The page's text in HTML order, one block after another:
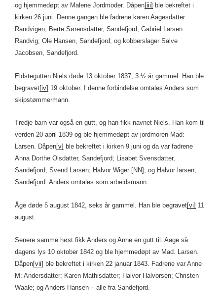
og hjemmedøpt av Malene Jordmoder. Dåpen[iii] ble bekreftet i
kirken 26 juni. Denne gangen ble fadrene karen Aagesdatter
Randvigen; Berte Sørensdatter, Sandefjord; Gabriel Larsen
Randvig; Ole Hansen, Sandefjord; og kobberslager Salve
Jacobsen, Sandefjord.
Eldstegutten Niels døde 13 oktober 1837, 3 ½ år gammel. Han ble
begravet[iv] 19 oktober. I denne forbindelse omtales Anders som
skipstømmermann.
Tredje barn var også en gutt, og han fikk navnet Niels. Han kom til
verden 20 april 1839 og ble hjemmedøpt av jordmoren Mad:
Larsen. Dåpen[v] ble bekreftet i kirken 9 juni og da var fadrene
Anna Dorthe Olsdatter, Sandefjord; Lisabet Svensdatter,
Sandefjord; Svend Larsen; Halvor Wiger [NN]; og Halvor larsen,
Sandefjord. Anders omtales som arbeidsmann.
Åge døde 5 august 1842, seks år gammel. Han ble begravet[vi] 11
august.
Senere samme høst fikk Anders og Anne en gutt til. Aage så
dagens lys 10 oktober 1842 og ble hjemmedøpt av Mad. Larsen.
Dåpen[vii] ble bekreftet i kirken 22 januar 1843. Fadrene var Anne
M: Andersdatter; Karen Mathisdatter; Halvor Halvorsen; Christen
Waale; og Anders Hansen – alle fra Sandefjord.